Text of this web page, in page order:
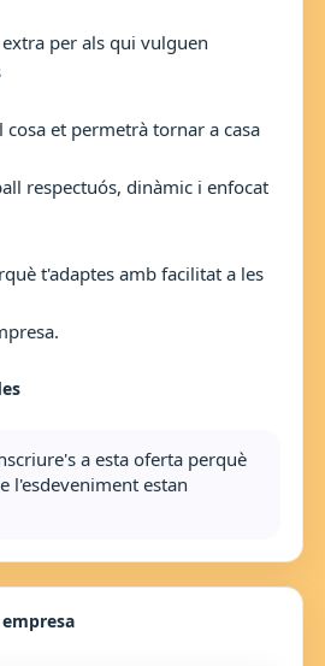
per als qui vulguen
cosa et permetrà tornar a casa
respectuós, dinàmic i enfocat
t'adaptes amb facilitat a les
a esta oferta perquè
l'esdeveniment estan